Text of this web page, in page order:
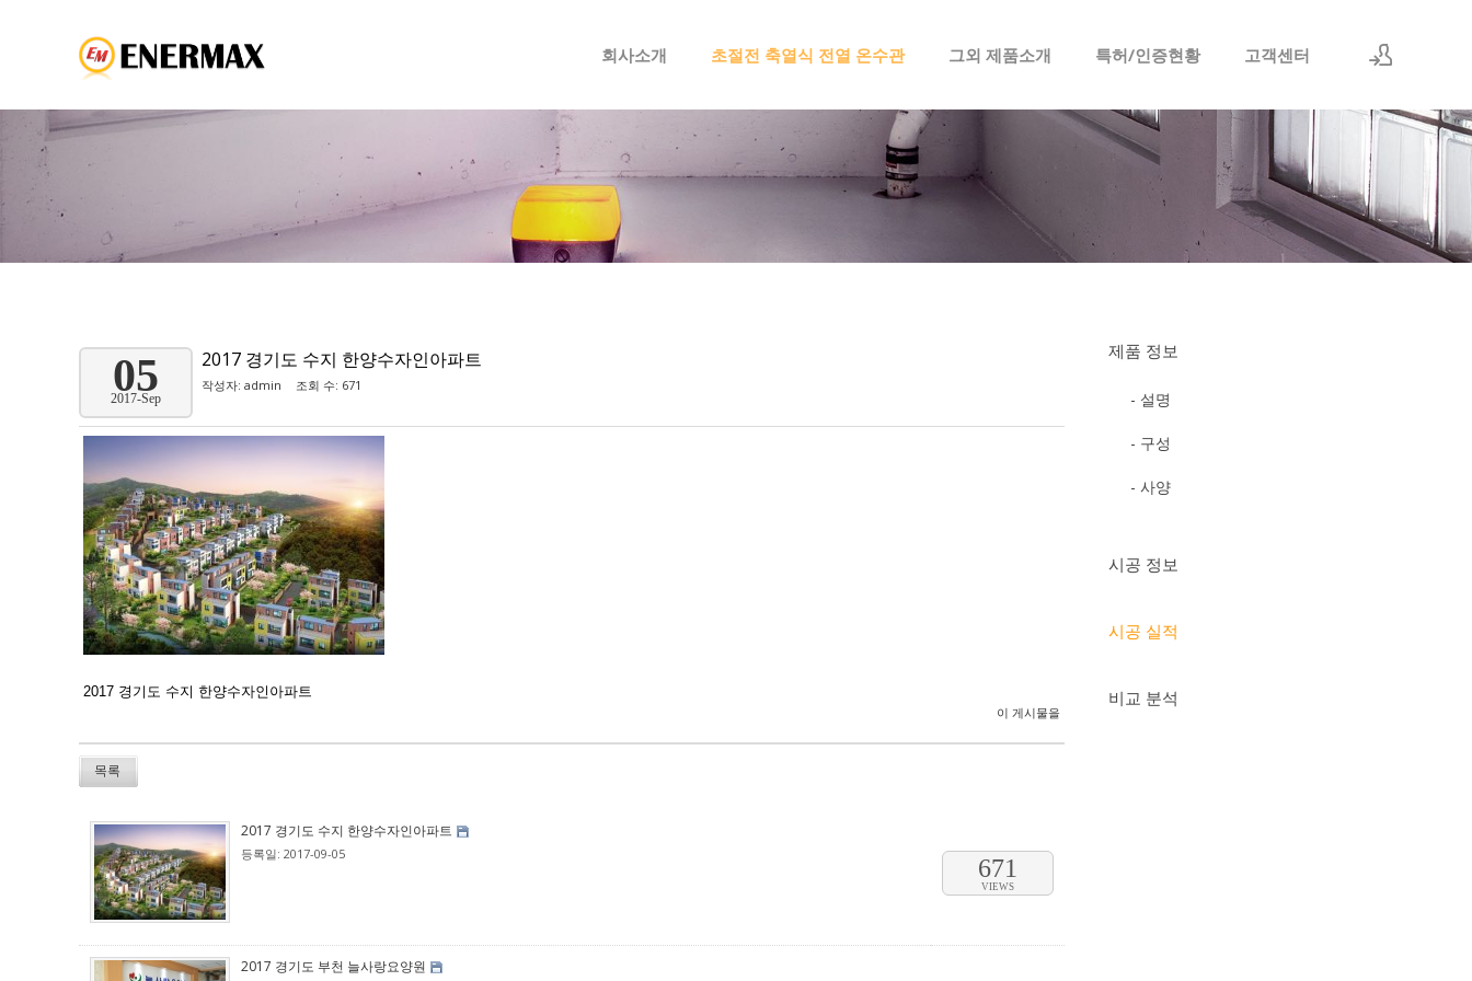
로그인
회원가입
회사소개 초절전 축열식 전열 온수관 그외 제품소개 특허/인증현황 고객센터
제품 정보
- 설명
- 구성
- 사양
시공 정보
시공 실적
비교 분석
05
2017-Sep
2017 경기도 수지 한양수자인아파트
작성자: admin 조회 수: 671
2017 경기도 수지 한양수자인아파트
이 게시물을
목록
2017 경기도 수지 한양수자인아파트
등록일: 2017-09-05
671
VIEWS
2017 경기도 부천 늘사랑요양원